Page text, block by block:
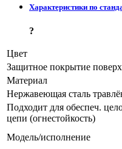
Характеристики по
?
Цвет
Защитное покрытие
Материал
Нержавеющая сталь
Подходит для обеспеч.
цепи (огнестойкость)
Модель/исполнение